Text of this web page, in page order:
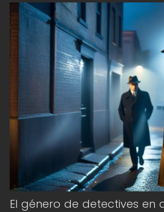
El género de detectives en